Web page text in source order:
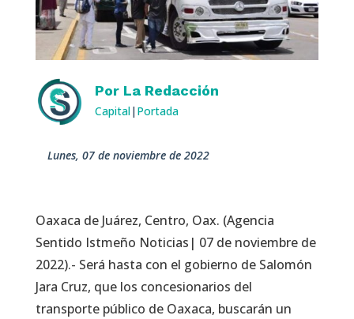
Por La Redacción
Capital| Portada
lunes, 07 de noviembre de 2022
Oaxaca de Juárez, Centro, Oax. (Agencia
Sentido Istmeño Noticias| 07 de noviembre de
2022).- Será hasta con el gobierno de Salomón
Jara Cruz, que los concesionarios del
transporte público de Oaxaca, buscarán un